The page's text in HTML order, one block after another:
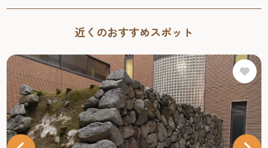
近くのおすすめスポット